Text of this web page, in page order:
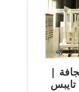
|
تايبس